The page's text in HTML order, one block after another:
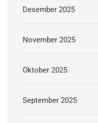
Desember 2025
November 2025
Oktober 2025
September 2025